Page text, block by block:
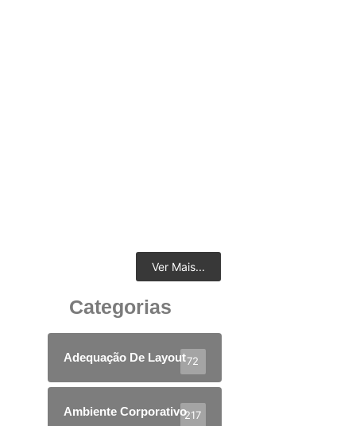
Ver Mais...
Categorias
Adequação De Layout72
Ambiente Corporativo217